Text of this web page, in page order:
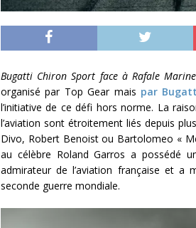
Bugatti Chiron Sport face à Rafale Marine
organisé par Top Gear mais par
l’initiative de ce défi hors norme. La
l’aviation sont étroitement liés depuis
Divo, Robert Benoist ou Bartolomeo «
au célèbre Roland Garros a possédé
admirateur de l’aviation française et a
seconde guerre mondiale.